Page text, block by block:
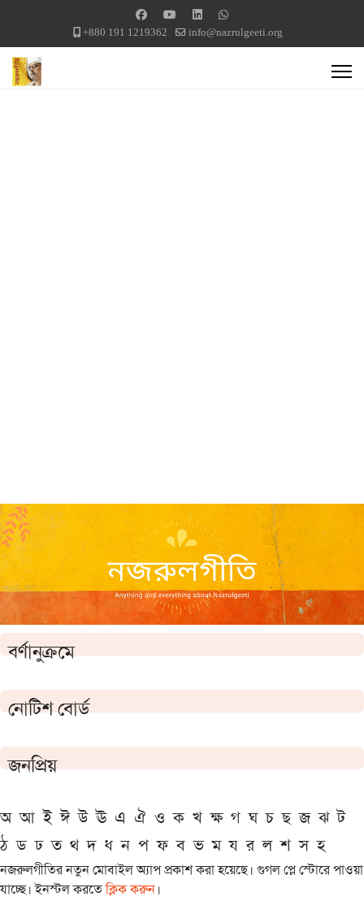
+880 191 1219362 info@nazrulgeeti.org
বর্ণানুক্রমে
নোটিশ বোর্ড
জনপ্রিয়
অ আ ই ঈ উ ঊ এ ঐ ও ক খ ক্ষ গ ঘ চ ছ জ ঝ ট
ঠ ড ঢ ত থ দ ধ ন প ফ ব ভ ম য র ল শ স হ
নজরুলগীতির নতুন মোবাইল অ্যাপ প্রকাশ করা হয়েছে। গুগল প্লে স্টোরে পাওয়া
যাচ্ছে। ইনস্টল করতেক্লিক করুন।